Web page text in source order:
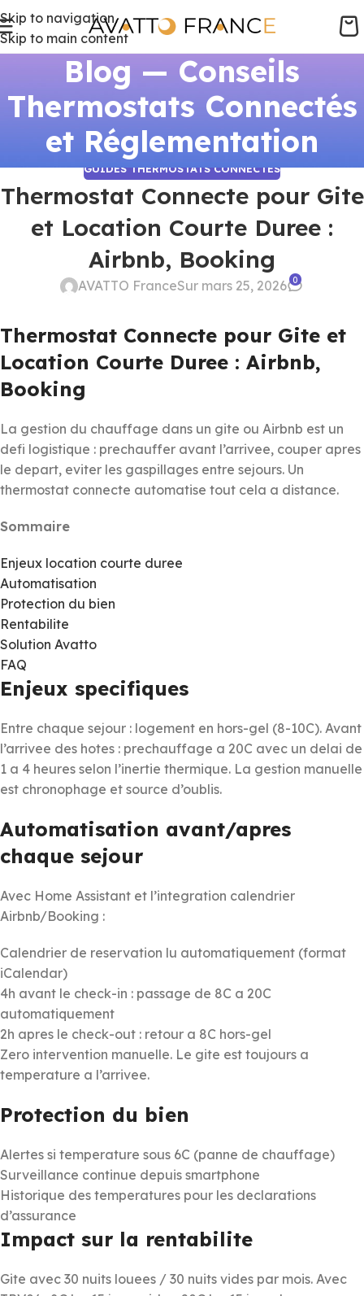
Skip to navigation
Skip to main content
Blog — Conseils
Thermostats Connectés
et Réglementation
GUIDES THERMOSTATS CONNECTÉS
Thermostat Connecte pour Gite
et Location Courte Duree :
Airbnb, Booking
AVATTO FranceSur mars 25, 2026 0
Thermostat Connecte pour Gite et
Location Courte Duree : Airbnb,
Booking
La gestion du chauffage dans un gite ou Airbnb est un
defi logistique : prechauffer avant l’arrivee, couper apres
le depart, eviter les gaspillages entre sejours. Un
thermostat connecte automatise tout cela a distance.
Sommaire
Enjeux location courte duree
Automatisation
Protection du bien
Rentabilite
Solution Avatto
FAQ
Enjeux specifiques
Entre chaque sejour : logement en hors-gel (8-10C). Avant
l’arrivee des hotes : prechauffage a 20C avec un delai de
1 a 4 heures selon l’inertie thermique. La gestion manuelle
est chronophage et source d’oublis.
Automatisation avant/apres
chaque sejour
Avec Home Assistant et l’integration calendrier
Airbnb/Booking :
Calendrier de reservation lu automatiquement (format
iCalendar)
4h avant le check-in : passage de 8C a 20C
automatiquement
2h apres le check-out : retour a 8C hors-gel
Zero intervention manuelle. Le gite est toujours a
temperature a l’arrivee.
Protection du bien
Alertes si temperature sous 6C (panne de chauffage)
Surveillance continue depuis smartphone
Historique des temperatures pour les declarations
d’assurance
Impact sur la rentabilite
Gite avec 30 nuits louees / 30 nuits vides par mois. Avec